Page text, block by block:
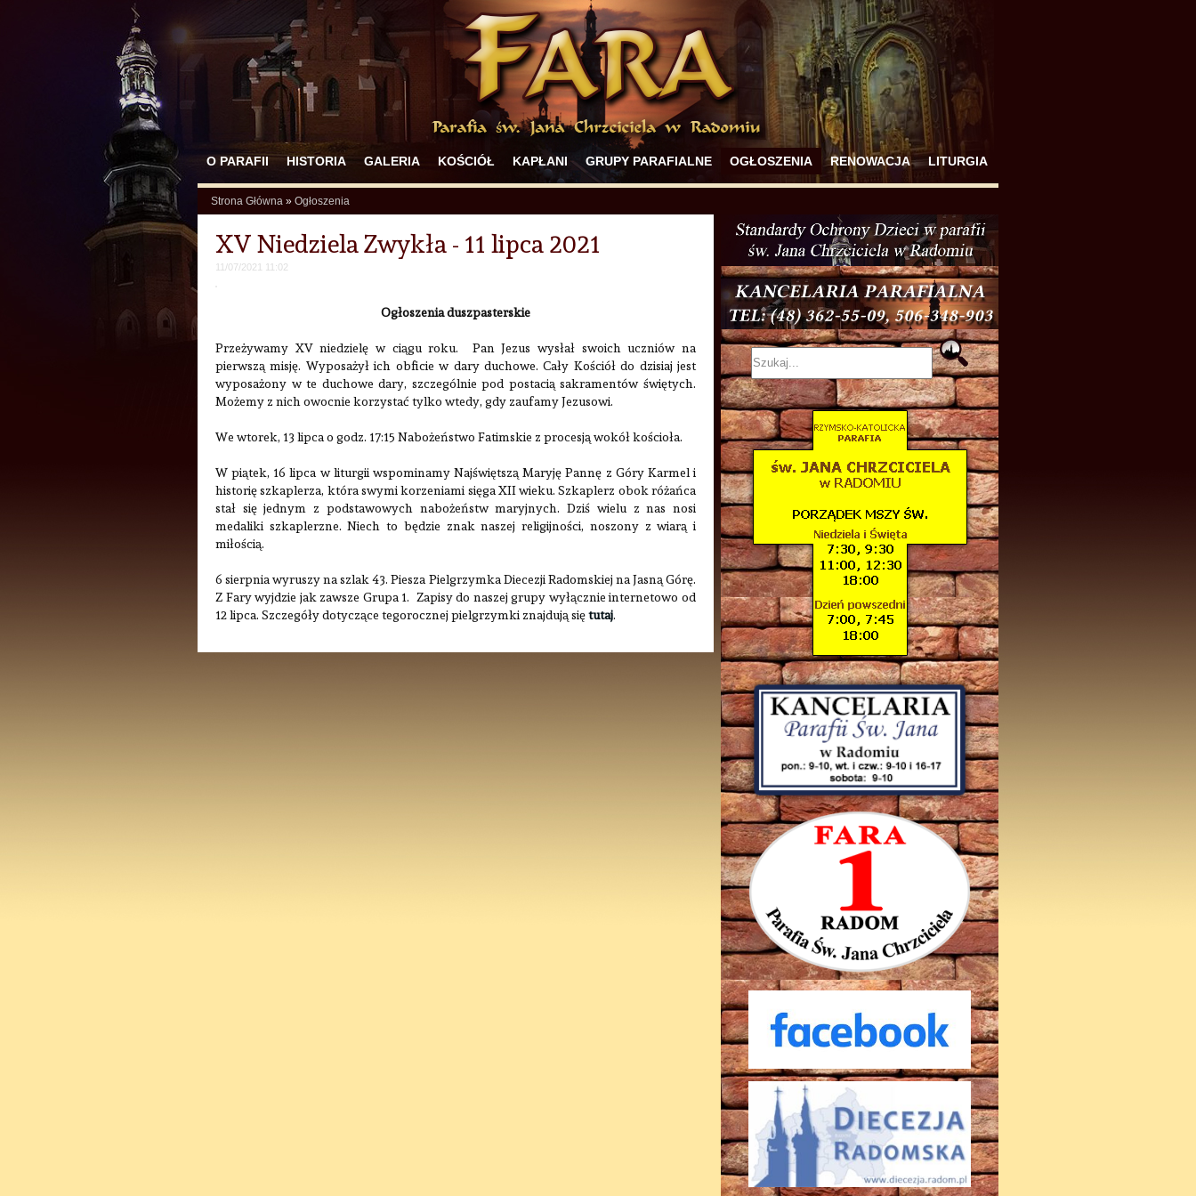
O PARAFII HISTORIA GALERIA KOŚCIÓŁ KAPŁANI GRUPY PARAFIALNE OGŁOSZENIA RENOWACJA LITURGIA
Strona Główna » Ogłoszenia
XV Niedziela Zwykła - 11 lipca 2021
11/07/2021 11:02
Ogłoszenia duszpasterskie
Przeżywamy XV niedzielę w ciągu roku.
Pan Jezus wysłał swoich uczniów na
pierwszą misję. Wyposażył ich obficie w dary duchowe. Cały Kościół do dzisiaj jest
wyposażony w te duchowe dary, szczególnie pod postacią sakramentów świętych.
Możemy z nich owocnie korzystać tylko wtedy, gdy zaufamy Jezusowi.
We wtorek, 13 lipca o godz. 17:15 Nabożeństwo Fatimskie z procesją wokół kościoła.
W piątek, 16 lipca w liturgii wspominamy Najświętszą Maryję Pannę z Góry Karmel i
historię szkaplerza, która swymi korzeniami sięga XII wieku. Szkaplerz obok różańca
stał się jednym z podstawowych nabożeństw maryjnych. Dziś wielu z nas nosi
medaliki szkaplerzne. Niech to będzie znak naszej religijności, noszony z wiarą i
miłością.
6 sierpnia wyruszy na szlak 43. Piesza Pielgrzymka Diecezji Radomskiej na Jasną Górę.
Z Fary wyjdzie jak zawsze Grupa 1. Zapisy do naszej grupy wyłącznie internetowo od
12 lipca. Szczegóły dotyczące tegorocznej pielgrzymki znajdują siętutaj.